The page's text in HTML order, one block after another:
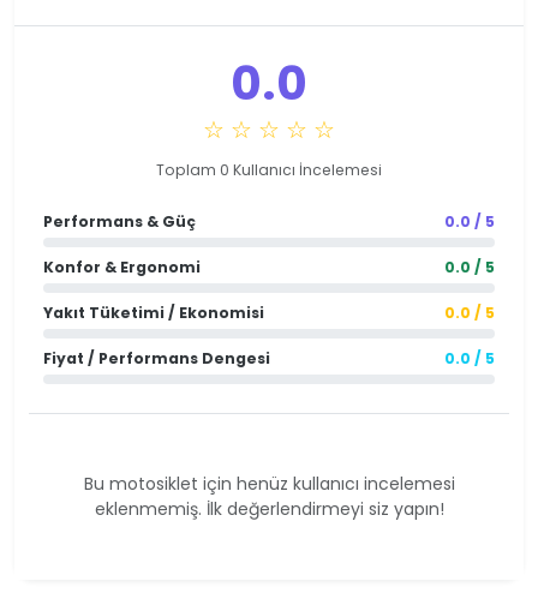
0.0
☆ ☆ ☆ ☆ ☆
Toplam 0 Kullanıcı İncelemesi
Performans & Güç 0.0 / 5
Konfor & Ergonomi 0.0 / 5
Yakıt Tüketimi / Ekonomisi 0.0 / 5
Fiyat / Performans Dengesi 0.0 / 5
Bu motosiklet için henüz kullanıcı incelemesi
eklenmemiş. İlk değerlendirmeyi siz yapın!